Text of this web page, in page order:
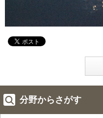
分野からさがす